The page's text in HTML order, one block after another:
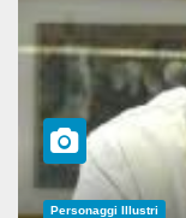
Personaggi Illustri